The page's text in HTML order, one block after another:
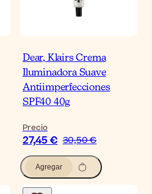
Dear, Klairs Crema
Iluminadora Suave
Antiimperfecciones
SPF40 40g
Precio
27,45 € 30,50 €
Agregar